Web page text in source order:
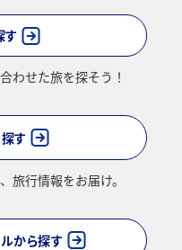
州/佐賀、広島/岩国)は2026
す
わせた旅を探そう！
す
旅行情報をお届け。
から探す